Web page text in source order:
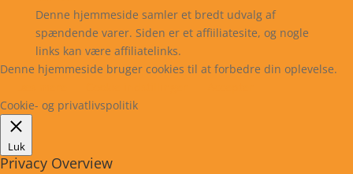
Denne hjemmeside samler et bredt udvalg af
spændende varer. Siden er et affiiliatesite, og nogle
links kan være affiliatelinks.
Denne hjemmeside bruger cookies til at forbedre din oplevelse.
Cookie- og privatlivspolitik
Luk
Privacy Overview